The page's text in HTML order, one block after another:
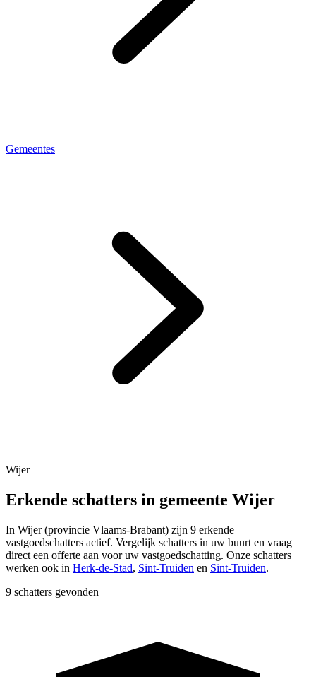
Gemeentes
Wijer
Erkende schatters in gemeente Wijer
In Wijer(provincie Vlaams-Brabant) zijn 9 erkende
vastgoedschatters actief. Vergelijk schatters in uw buurt en vraag
direct een offerte aan voor uw vastgoedschatting. Onze schatters
werken ook in Herk-de-Stad, Sint-Truiden en Sint-Truiden.
9 schatters gevonden